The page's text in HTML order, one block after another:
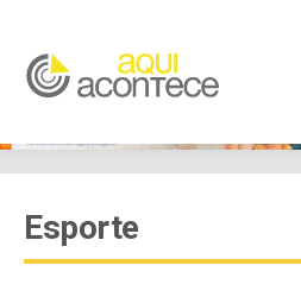
Esporte